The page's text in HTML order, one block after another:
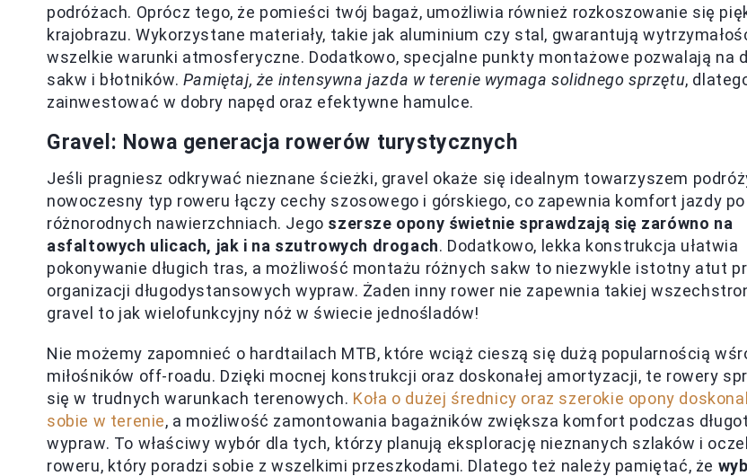
podróżach. Oprócz tego, że pomieści twój bagaż, umożliwia również rozkoszowanie się
krajobrazu. Wykorzystane materiały, takie jak aluminium czy stal, gwarantują
wszelkie warunki atmosferyczne. Dodatkowo, specjalne punkty montażowe pozwalają na
sakw i błotników. Pamiętaj, że intensywna jazda w terenie wymaga solidnego sprzętu,
zainwestować w dobry napęd oraz efektywne hamulce.
Gravel: Nowa generacja rowerów turystycznych
Jeśli pragniesz odkrywać nieznane ścieżki, gravel okaże się idealnym towarzyszem
nowoczesny typ roweru łączy cechy szosowego i górskiego, co zapewnia komfort jazdy po
różnorodnych nawierzchniach. Jego szersze opony świetnie sprawdzają się zarówno na
asfaltowych ulicach, jak i na szutrowych drogach. Dodatkowo, lekka konstrukcja ułatwia
pokonywanie długich tras, a możliwość montażu różnych sakw to niezwykle istotny atut
organizacji długodystansowych wypraw. Żaden inny rower nie zapewnia takiej
gravel to jak wielofunkcyjny nóż w świecie jednośladów!
Nie możemy zapomnieć o hardtailach MTB, które wciąż cieszą się dużą popularnością
miłośników off-roadu. Dzięki mocnej konstrukcji oraz doskonałej amortyzacji, te rowery
się w trudnych warunkach terenowych. Koła o dużej średnicy oraz szerokie opony
sobie w terenie, a możliwość zamontowania bagażników zwiększa komfort podczas
wypraw. To właściwy wybór dla tych, którzy planują eksplorację nieznanych szlaków i
roweru, który poradzi sobie z wszelkimi przeszkodami. Dlatego też należy pamiętać, że